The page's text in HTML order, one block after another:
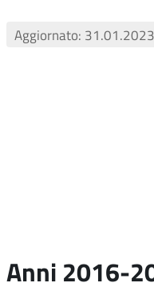
Aggiornato: 31.01.2023
Anni 2016-